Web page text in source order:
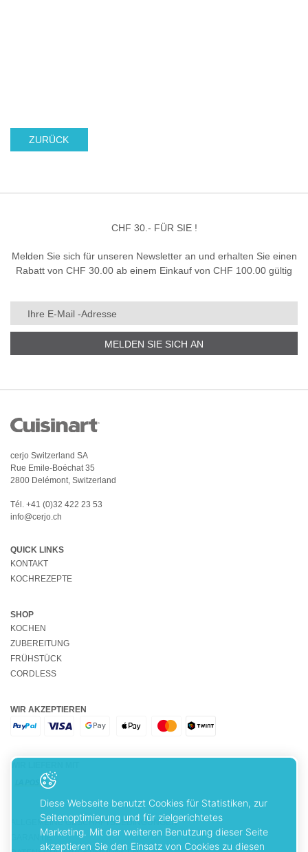
ZURÜCK
CHF 30.- FÜR SIE !
Melden Sie sich für unseren Newsletter an und erhalten Sie einen
Rabatt von CHF 30.00 ab einem Einkauf von CHF 100.00 gültig
MELDEN SIE SICH AN
cerjo Switzerland SA
Rue Emile-Boéchat 35
2800 Delémont, Switzerland
Tél. +41 (0)32 422 23 53
info@cerjo.ch
QUICK LINKS
KONTAKT
KOCHREZEPTE
SHOP
KOCHEN
ZUBEREITUNG
FRÜHSTÜCK
CORDLESS
WIR AKZEPTIEREN
WIR LIEFERN MIT
ALLGEMEINE GESCHÄFTSBEDINGUNGEN
GARANTIE
Diese Webseite benutzt Cookies für Statistiken, zur
Seitenoptimierung und für zielgerichtetes
Marketing. Mit der weiteren Benutzung dieser Seite
akzeptieren Sie den Einsatz von Cookies zu diesen